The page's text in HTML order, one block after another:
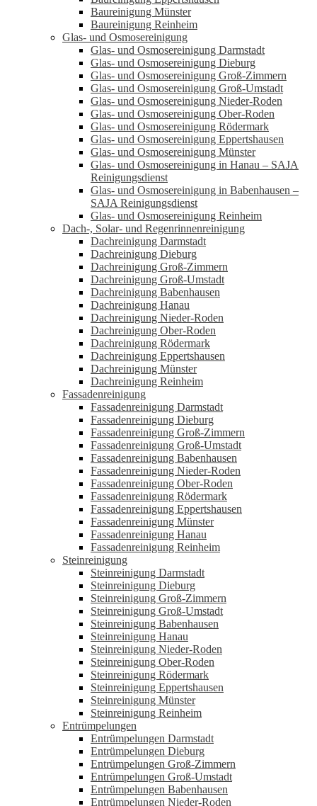
Baureinigung Münster
Baureinigung Reinheim
Glas- und Osmosereinigung
Glas- und Osmosereinigung Darmstadt
Glas- und Osmosereinigung Dieburg
Glas- und Osmosereinigung Groß-Zimmern
Glas- und Osmosereinigung Groß-Umstadt
Glas- und Osmosereinigung Nieder-Roden
Glas- und Osmosereinigung Ober-Roden
Glas- und Osmosereinigung Rödermark
Glas- und Osmosereinigung Eppertshausen
Glas- und Osmosereinigung Münster
Glas- und Osmosereinigung in Hanau – SAJA
Reinigungsdienst
Glas- und Osmosereinigung in Babenhausen –
SAJA Reinigungsdienst
Glas- und Osmosereinigung Reinheim
Dach-, Solar- und Regenrinnenreinigung
Dachreinigung Darmstadt
Dachreinigung Dieburg
Dachreinigung Groß-Zimmern
Dachreinigung Groß-Umstadt
Dachreinigung Babenhausen
Dachreinigung Hanau
Dachreinigung Nieder-Roden
Dachreinigung Ober-Roden
Dachreinigung Rödermark
Dachreinigung Eppertshausen
Dachreinigung Münster
Dachreinigung Reinheim
Fassadenreinigung
Fassadenreinigung Darmstadt
Fassadenreinigung Dieburg
Fassadenreinigung Groß-Zimmern
Fassadenreinigung Groß-Umstadt
Fassadenreinigung Babenhausen
Fassadenreinigung Nieder-Roden
Fassadenreinigung Ober-Roden
Fassadenreinigung Rödermark
Fassadenreinigung Eppertshausen
Fassadenreinigung Münster
Fassadenreinigung Hanau
Fassadenreinigung Reinheim
Steinreinigung
Steinreinigung Darmstadt
Steinreinigung Dieburg
Steinreinigung Groß-Zimmern
Steinreinigung Groß-Umstadt
Steinreinigung Babenhausen
Steinreinigung Hanau
Steinreinigung Nieder-Roden
Steinreinigung Ober-Roden
Steinreinigung Rödermark
Steinreinigung Eppertshausen
Steinreinigung Münster
Steinreinigung Reinheim
Entrümpelungen
Entrümpelungen Darmstadt
Entrümpelungen Dieburg
Entrümpelungen Groß-Zimmern
Entrümpelungen Groß-Umstadt
Entrümpelungen Babenhausen
Entrümpelungen Nieder-Roden